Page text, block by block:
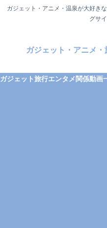
ガジェット・アニメ・温泉が大好き
グサ
ガジェット・アニメ
ガジェット旅行エンタメ関係動画